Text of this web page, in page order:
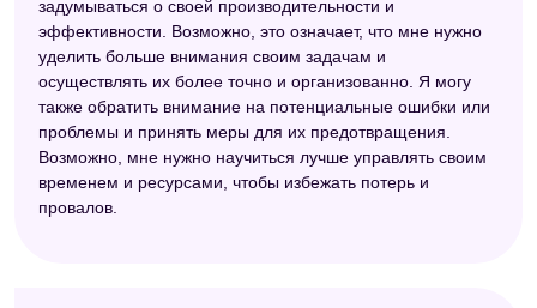
задумываться о своей производительности и
эффективности. Возможно, это означает, что мне нужно
уделить больше внимания своим задачам и
осуществлять их более точно и организованно. Я могу
также обратить внимание на потенциальные ошибки или
проблемы и принять меры для их предотвращения.
Возможно, мне нужно научиться лучше управлять своим
временем и ресурсами, чтобы избежать потерь и
провалов.